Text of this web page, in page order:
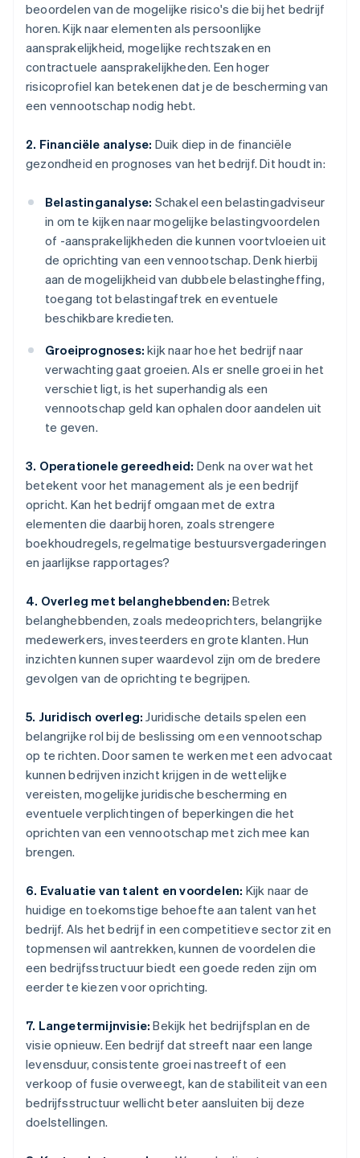
beoordelen van de mogelijke risico's die bij het bedrijf
horen. Kijk naar elementen als persoonlijke
aansprakelijkheid, mogelijke rechtszaken en
contractuele aansprakelijkheden. Een hoger
risicoprofiel kan betekenen dat je de bescherming van
een vennootschap nodig hebt.
2. Financiële analyse: Duik diep in de financiële
gezondheid en prognoses van het bedrijf. Dit houdt in:
Belastinganalyse: Schakel een belastingadviseur
in om te kijken naar mogelijke belastingvoordelen
of -aansprakelijkheden die kunnen voortvloeien uit
de oprichting van een vennootschap. Denk hierbij
aan de mogelijkheid van dubbele belastingheffing,
toegang tot belastingaftrek en eventuele
beschikbare kredieten.
Groeiprognoses: kijk naar hoe het bedrijf naar
verwachting gaat groeien. Als er snelle groei in het
verschiet ligt, is het superhandig als een
vennootschap geld kan ophalen door aandelen uit
te geven.
3. Operationele gereedheid: Denk na over wat het
betekent voor het management als je een bedrijf
opricht. Kan het bedrijf omgaan met de extra
elementen die daarbij horen, zoals strengere
boekhoudregels, regelmatige bestuursvergaderingen
en jaarlijkse rapportages?
4. Overleg met belanghebbenden: Betrek
belanghebbenden, zoals medeoprichters, belangrijke
medewerkers, investeerders en grote klanten. Hun
inzichten kunnen super waardevol zijn om de bredere
gevolgen van de oprichting te begrijpen.
5. Juridisch overleg: Juridische details spelen een
belangrijke rol bij de beslissing om een vennootschap
op te richten. Door samen te werken met een advocaat
kunnen bedrijven inzicht krijgen in de wettelijke
vereisten, mogelijke juridische bescherming en
eventuele verplichtingen of beperkingen die het
oprichten van een vennootschap met zich mee kan
brengen.
6. Evaluatie van talent en voordelen: Kijk naar de
huidige en toekomstige behoefte aan talent van het
bedrijf. Als het bedrijf in een competitieve sector zit en
topmensen wil aantrekken, kunnen de voordelen die
een bedrijfsstructuur biedt een goede reden zijn om
eerder te kiezen voor oprichting.
7. Langetermijnvisie: Bekijk het bedrijfsplan en de
visie opnieuw. Een bedrijf dat streeft naar een lange
levensduur, consistente groei nastreeft of een
verkoop of fusie overweegt, kan de stabiliteit van een
bedrijfsstructuur wellicht beter aansluiten bij deze
doelstellingen.